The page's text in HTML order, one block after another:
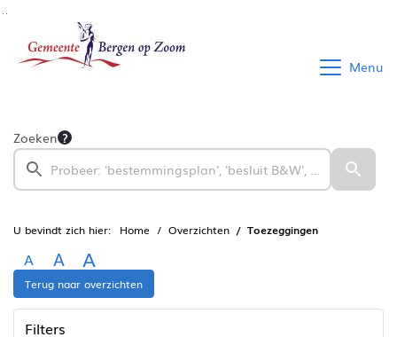
Ga naar de inhoud van deze pagina
Ga naar het zoeken
Ga naar het menu
Menu
Zoeken
U bevindt zich hier: Home Overzichten Toezeggingen
A A A
Terug naar overzichten
Filters